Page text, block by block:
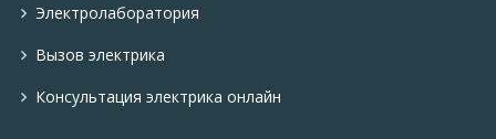
Электролаборатория
Вызов электрика
Консультация электрика онлайн